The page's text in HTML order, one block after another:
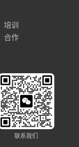
培训
合作
联系我们